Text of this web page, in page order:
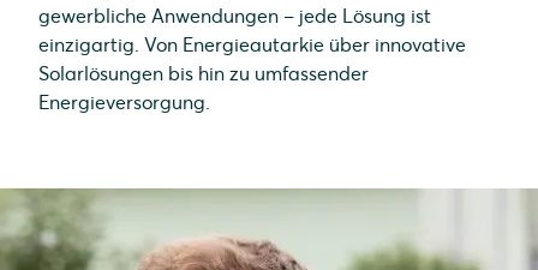
gewerbliche Anwendungen – jede Lösung ist
einzigartig. Von Energieautarkie über innovative
Solarlösungen bis hin zu umfassender
Energieversorgung.